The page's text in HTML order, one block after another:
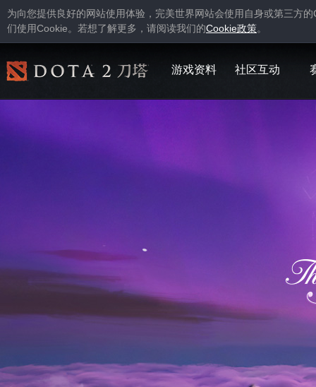
为向您提供良好的网站使用体验，完美世界网站会使用自身或第三方的
们使用Cookie。若想了解更多，请阅读我们的Cookie政策。
游戏资料 社区互动